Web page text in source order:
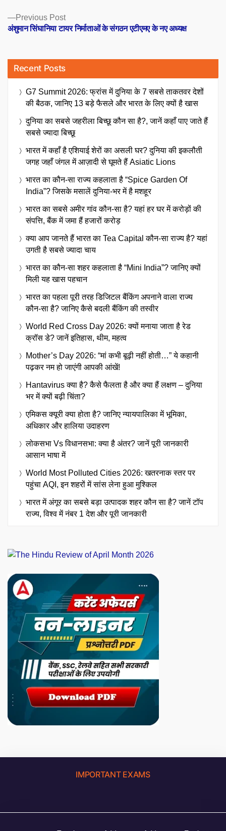
Previous PostPrevious
post:
अंशुमान सिंघानिया टायर निर्माताओं के संगठन एटीएमए के नए अध्यक्ष
Recent Posts
G7 Summit 2026: फ्रांस में दुनिया के 7 सबसे ताकतवर देशों
की बैठक, जानिए 13 बड़े फैसले और भारत के लिए क्यों है खास
दुनिया का सबसे जहरीला बिच्छू कौन सा है?, जानें कहाँ पाए जाते हैं
सबसे ज्यादा बिच्छू
भारत में कहाँ है एशियाई शेरों का असली घर? दुनिया की इकलौती
जगह जहाँ जंगल में आज़ादी से घूमते हैं Asiatic Lions
भारत का कौन-सा राज्य कहलाता है “Spice Garden Of
India”? जिसके मसालें दुनिया-भर में है मशहूर
भारत का सबसे अमीर गांव कौन-सा है? यहां हर घर में करोड़ों की
संपत्ति, बैंक में जमा हैं हजारों करोड़
क्या आप जानते हैं भारत का Tea Capital कौन-सा राज्य है? यहां
उगती है सबसे ज्यादा चाय
भारत का कौन-सा शहर कहलाता है “Mini India”? जानिए क्यों
मिली यह खास पहचान
भारत का पहला पूरी तरह डिजिटल बैंकिंग अपनाने वाला राज्य
कौन-सा है? जानिए कैसे बदली बैंकिंग की तस्वीर
World Red Cross Day 2026: क्यों मनाया जाता है रेड
क्रॉस डे? जानें इतिहास, थीम, महत्व
Mother’s Day 2026: “मां कभी बूढ़ी नहीं होती…” ये कहानी
पढ़कर नम हो जाएंगी आपकी आंखें!
Hantavirus क्या है? कैसे फैलता है और क्या हैं लक्षण – दुनिया
भर में क्यों बढ़ी चिंता?
एमिकस क्यूरी क्या होता है? जानिए न्यायपालिका में भूमिका,
अधिकार और हालिया उदाहरण
लोकसभा Vs विधानसभा: क्या है अंतर? जानें पूरी जानकारी
आसान भाषा में
World Most Polluted Cities 2026: खतरनाक स्तर पर
पहुंचा AQI, इन शहरों में सांस लेना हुआ मुश्किल
भारत में अंगूर का सबसे बड़ा उत्पादक शहर कौन सा है? जानें टॉप
राज्य, विश्व में नंबर 1 देश और पूरी जानकारी
IMPORTANT EXAMS